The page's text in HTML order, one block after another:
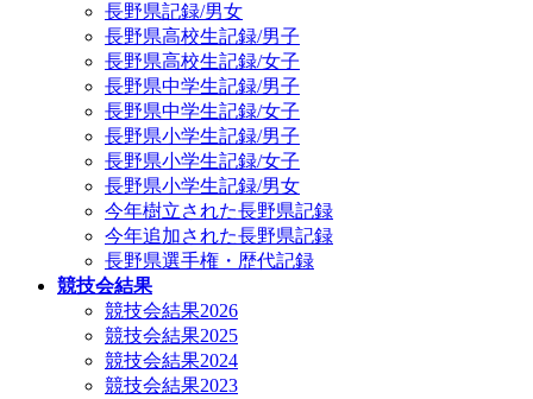
長野県記録/男女
長野県高校生記録/男子
長野県高校生記録/女子
長野県中学生記録/男子
長野県中学生記録/女子
長野県小学生記録/男子
長野県小学生記録/女子
長野県小学生記録/男女
今年樹立された長野県記録
今年追加された長野県記録
長野県選手権・歴代記録
競技会結果
競技会結果2026
競技会結果2025
競技会結果2024
競技会結果2023